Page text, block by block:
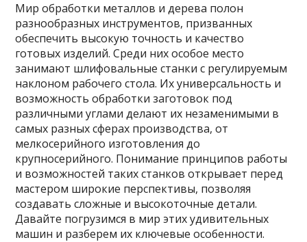
Мир обработки металлов и дерева полон
разнообразных инструментов, призванных
обеспечить высокую точность и качество
готовых изделий. Среди них особое место
занимают шлифовальные станки с регулируемым
наклоном рабочего стола. Их универсальность и
возможность обработки заготовок под
различными углами делают их незаменимыми в
самых разных сферах производства, от
мелкосерийного изготовления до
крупносерийного. Понимание принципов работы
и возможностей таких станков открывает перед
мастером широкие перспективы, позволяя
создавать сложные и высокоточные детали.
Давайте погрузимся в мир этих удивительных
машин и разберем их ключевые особенности.